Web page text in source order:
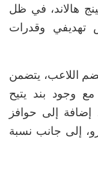
هالاند، في ظل
تهديفي وقدرات
اللاعب، يتضمن
مع وجود بند يتيح
إضافة إلى حوافز
3 ملايين يورو، إلى جانب نسبة